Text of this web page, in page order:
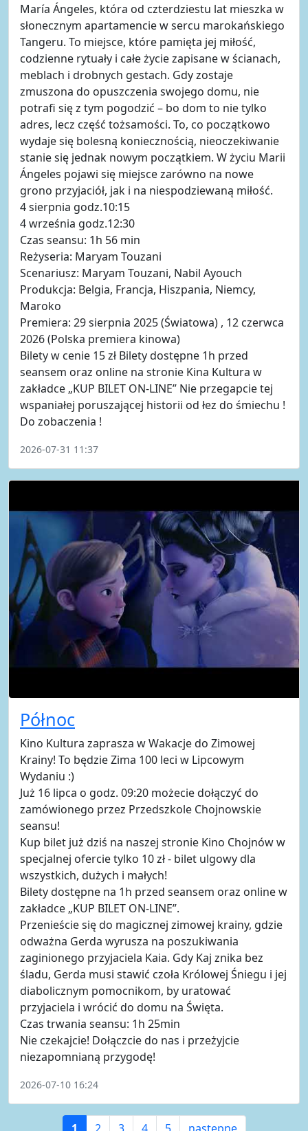
María Ángeles, która od czterdziestu lat mieszka w
słonecznym apartamencie w sercu marokańskiego
Tangeru. To miejsce, które pamięta jej miłość,
codzienne rytuały i całe życie zapisane w ścianach,
meblach i drobnych gestach. Gdy zostaje
zmuszona do opuszczenia swojego domu, nie
potrafi się z tym pogodzić – bo dom to nie tylko
adres, lecz część tożsamości. To, co początkowo
wydaje się bolesną koniecznością, nieoczekiwanie
stanie się jednak nowym początkiem. W życiu Marii
Ángeles pojawi się miejsce zarówno na nowe
grono przyjaciół, jak i na niespodziewaną miłość.
4 sierpnia godz.10:15
4 września godz.12:30
Czas seansu: 1h 56 min
Reżyseria: Maryam Touzani
Scenariusz: Maryam Touzani, Nabil Ayouch
Produkcja: Belgia, Francja, Hiszpania, Niemcy,
Maroko
Premiera: 29 sierpnia 2025 (Światowa) , 12 czerwca
2026 (Polska premiera kinowa)
Bilety w cenie 15 zł Bilety dostępne 1h przed
seansem oraz online na stronie Kina Kultura w
zakładce „KUP BILET ON-LINE” Nie przegapcie tej
wspaniałej poruszającej historii od łez do śmiechu !
Do zobaczenia !
2026-07-31 11:37
Północ
Kino Kultura zaprasza w Wakacje do Zimowej
Krainy! To będzie Zima 100 leci w Lipcowym
Wydaniu :)
Już 16 lipca o godz. 09:20 możecie dołączyć do
zamówionego przez Przedszkole Chojnowskie
seansu!
Kup bilet już dziś na naszej stronie Kino Chojnów w
specjalnej ofercie tylko 10 zł - bilet ulgowy dla
wszystkich, dużych i małych!
Bilety dostępne na 1h przed seansem oraz online w
zakładce „KUP BILET ON-LINE”.
Przenieście się do magicznej zimowej krainy, gdzie
odważna Gerda wyrusza na poszukiwania
zaginionego przyjaciela Kaia. Gdy Kaj znika bez
śladu, Gerda musi stawić czoła Królowej Śniegu i jej
diabolicznym pomocnikom, by uratować
przyjaciela i wrócić do domu na Święta.
Czas trwania seansu: 1h 25min
Nie czekajcie! Dołączcie do nas i przeżyjcie
niezapomnianą przygodę!
2026-07-10 16:24